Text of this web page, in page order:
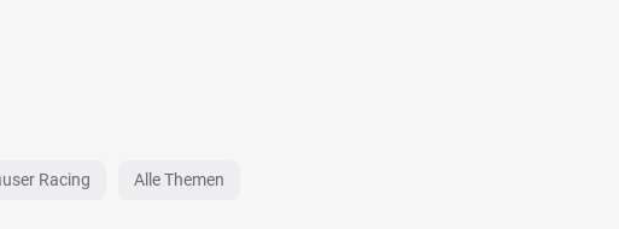
Racing Alle Themen